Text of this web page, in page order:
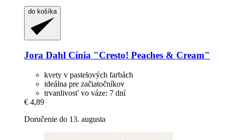
do košíka
Jora Dahl Cínia "Cresto! Peaches & Cream"
kvety v pastelových farbách
ideálna pre začiatočníkov
trvanlivosť vo váze: 7 dní
€ 4,89
Doručenie do 13. augusta